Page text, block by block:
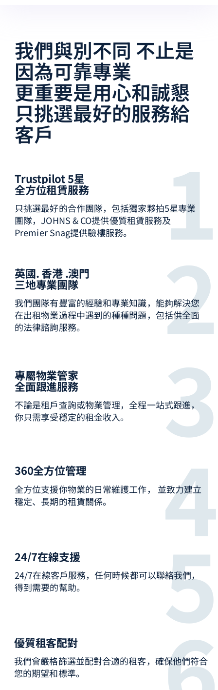
我們與別不同 不止是
因為可靠專業
更重要是用心和誠懇
只挑選最好的服務給
客戶
Trustpilot 5星
全方位租賃服務
只挑選最好的合作團隊，包括獨家夥拍5星專業
團隊，JOHNS & CO提供優質租賃服務及
Premier Snag提供驗樓服務。
1
英國. 香港 .澳門
三地專業團隊
我們團隊有豐富的經驗和專業知識，能夠解決您
在出租物業過程中遇到的種種問題，包括供全面
的法律諮詢服務。
2
專屬物業管家
全面跟進服務
不論是租戶查詢或物業管理，全程一站式跟進，
你只需享受穩定的租金收入。
3
360全方位管理
全方位支援你物業的日常維護工作， 並致力建立
穩定、長期的租賃關係。
4
24/7在線支援
24/7在線客戶服務，任何時候都可以聯絡我們，
得到需要的幫助。
5
優質租客配對
我們會嚴格篩選並配對合適的租客，確保他們符合
您的期望和標準。